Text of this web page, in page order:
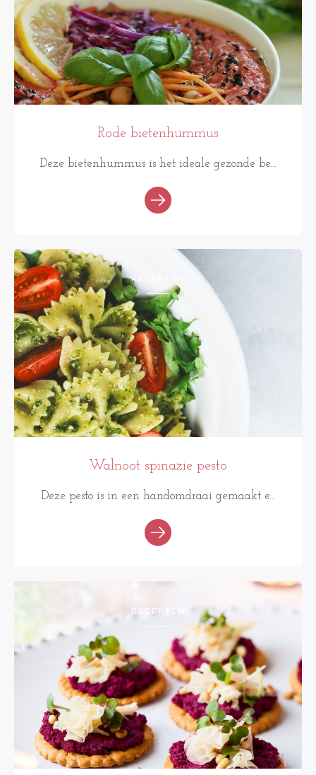
Rode bietenhummus
Deze bietenhummus is het ideale gezonde be...
RECEPTEN
Walnoot spinazie pesto
Deze pesto is in een handomdraai gemaakt e...
RECEPTEN